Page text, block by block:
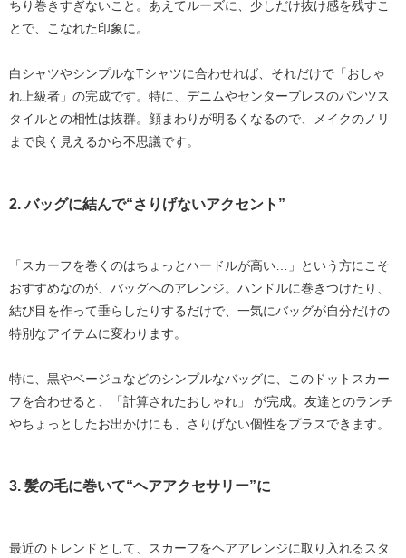
ちり巻きすぎないこと 。あえてルーズに、少しだけ抜け感を残すこ
とで、こなれた印象に。
白シャツやシンプルなTシャツに合わせれば、それだけで「おしゃ
れ上級者」の完成です。特に、デニムやセンタープレスのパンツス
タイルとの相性は抜群。顔まわりが明るくなるので、メイクのノリ
まで良く見えるから不思議です。
2. バッグに結んで“さりげないアクセント”
「スカーフを巻くのはちょっとハードルが高い…」という方にこそ
おすすめなのが、 バッグへのアレンジ。ハンドルに巻きつけたり、
結び目を作って垂らしたりするだけで、一気にバッグが自分だけの
特別なアイテムに変わります。
特に、黒やベージュなどのシンプルなバッグに、このドットスカー
フを合わせると、
「計算されたおしゃれ」
が完成。友達とのランチ
やちょっとしたお出かけにも、さりげない個性をプラスできます。
3. 髪の毛に巻いて“ヘアアクセサリー”に
最近のトレンドとして、 スカーフをヘアアレンジに取り入れる スタ